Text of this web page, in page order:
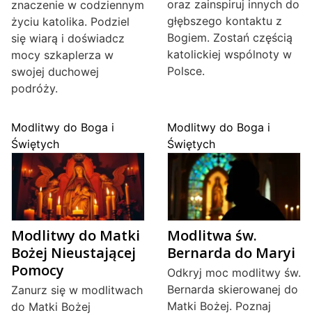
znaczenie w codziennym
życiu katolika. Podziel
się wiarą i doświadcz
mocy szkaplerza w
swojej duchowej
podróży.
oraz zainspiruj innych do
głębszego kontaktu z
Bogiem. Zostań częścią
katolickiej wspólnoty w
Polsce.
Modlitwy do Boga i
Świętych
Modlitwy do Matki
Bożej Nieustającej
Pomocy
Zanurz się w modlitwach
do Matki Bożej
Modlitwy do Boga i
Świętych
Modlitwa św.
Bernarda do Maryi
Odkryj moc modlitwy św.
Bernarda skierowanej do
Matki Bożej. Poznaj